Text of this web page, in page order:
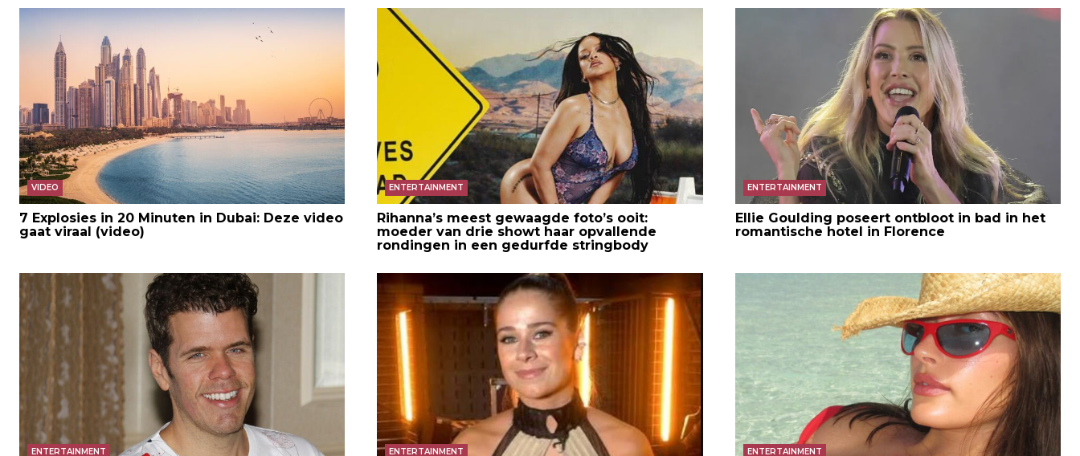
VIDEO
7 Explosies in 20 Minuten in Dubai: Deze video
gaat viraal (video)
ENTERTAINMENT
Rihanna’s meest gewaagde foto’s ooit:
moeder van drie showt haar opvallende
rondingen in een gedurfde stringbody
ENTERTAINMENT
Ellie Goulding poseert ontbloot in bad in het
romantische hotel in Florence
ENTERTAINMENT ENTERTAINMENT ENTERTAINMENT